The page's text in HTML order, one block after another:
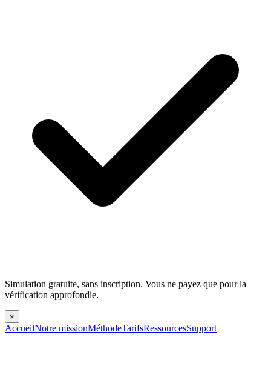
Simulation gratuite, sans inscription. Vous ne payez que pour la
vérification approfondie.
×
AccueilNotre missionMéthodeTarifsRessourcesSupport